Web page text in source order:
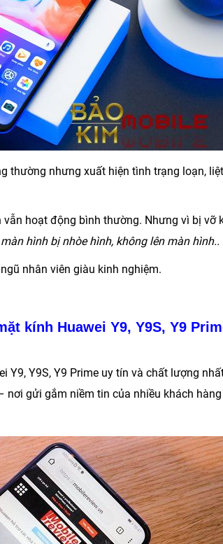
thường nhưng xuất hiện tình trạng loạn,
hoạt động bình thường. Nhưng vì bị vỡ
màn hình bị nhòe hình, không lên màn hình..
nhân viên giàu kinh nghiệm.
kính Huawei Y9, Y9S, Y9
Y9, Y9S, Y9 Prime uy tín và chất lượng
gửi gắm niềm tin của nhiều khách